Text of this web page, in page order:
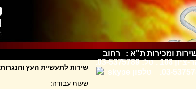
שירות לתעשיית העץ והנגרות
שעות עבודה:
ומכירות ת"א : רחוב
שדרות הר-ציון 108 . טל: 03-5375789.